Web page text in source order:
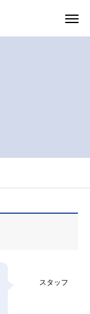
スタッフ